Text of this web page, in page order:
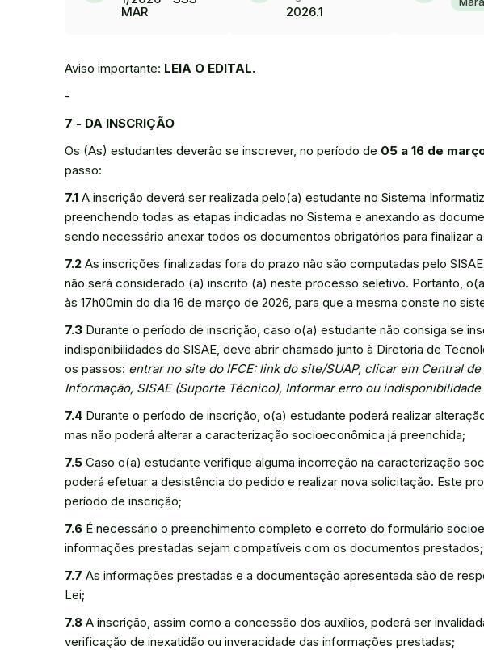
MAR
2026.1
Aviso importante: LEIA O EDITAL.
-
7 - DA INSCRIÇÃO
Os (As) estudantes deverão se inscrever, no período de 05 a 16 de
passo:
7.1 A inscrição deverá ser realizada pelo(a) estudante no Sistema
preenchendo todas as etapas indicadas no Sistema e anexando as
sendo necessário anexar todos os documentos obrigatórios para finalizar
7.2 As inscrições finalizadas fora do prazo não são computadas pelo
não será considerado (a) inscrito (a) neste processo seletivo. Portanto,
às 17h00min do dia 16 de março de 2026, para que a mesma conste no
7.3 Durante o período de inscrição, caso o(a) estudante não consiga se
indisponibilidades do SISAE, deve abrir chamado junto à Diretoria de
os passos: entrar no site do IFCE: link do site/SUAP, clicar em Central
Informação, SISAE (Suporte Técnico), Informar erro ou
7.4 Durante o período de inscrição, o(a) estudante poderá realizar
mas não poderá alterar a caracterização socioeconômica já preenchida;
7.5 Caso o(a) estudante verifique alguma incorreção na caracterização
poderá efetuar a desistência do pedido e realizar nova solicitação. Este
período de inscrição;
7.6 É necessário o preenchimento completo e correto do formulário
informações prestadas sejam compatíveis com os documentos prestados;
7.7 As informações prestadas e a documentação apresentada são de
Lei;
7.8 A inscrição, assim como a concessão dos auxílios, poderá ser
verificação de inexatidão ou inveracidade das informações prestadas;